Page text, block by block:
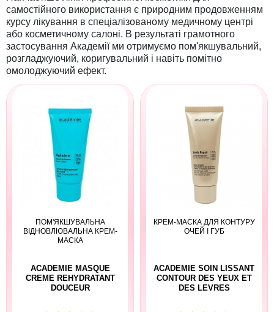
самостійного використання є природним продовженням
курсу лікування в спеціалізованому медичному центрі
або косметичному салоні. В результаті грамотного
застосування Академії ми отримуємо пом'якшувальний,
розгладжуючий, коригувальний і навіть помітно
омолоджуючий ефект.
ПОМ'ЯКШУВАЛЬНА
ВІДНОВЛЮВАЛЬНА КРЕМ-
МАСКА
ACADEMIE MASQUE
CREME REHYDRATANT
DOUCEUR
КРЕМ-МАСКА ДЛЯ КОНТУРУ
ОЧЕЙ І ГУБ
ACADEMIE SOIN LISSANT
CONTOUR DES YEUX ET
DES LEVRES